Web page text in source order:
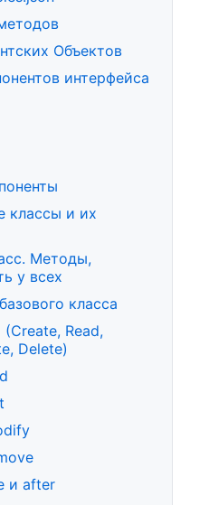
Объектов
интерфейса
классы и их
Методы,
у всех
класса
(Create, Read,
Delete)
и after